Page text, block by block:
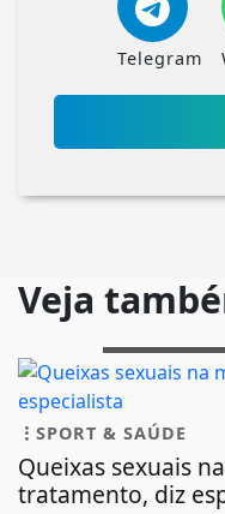
Telegram
Veja
SPORT & SAÚDE
Queixas sexuais
tratamento, diz